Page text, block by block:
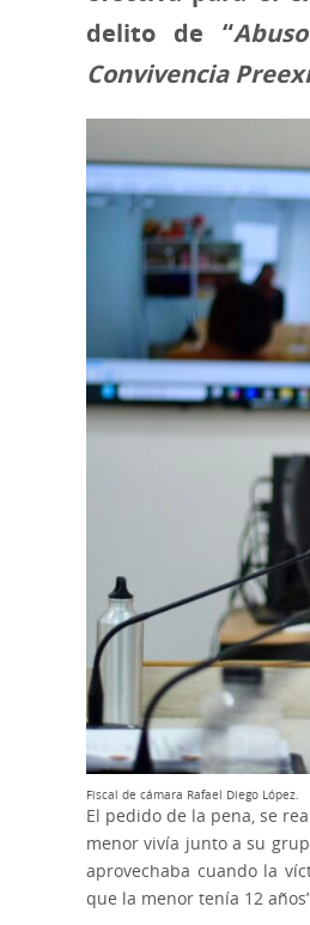
delito de “
Convivencia
Fiscal de cámara Rafael Diego López.
El pedido de la pena, se
menor vivía junto a su
aprovechaba cuando la
que la menor tenía 12